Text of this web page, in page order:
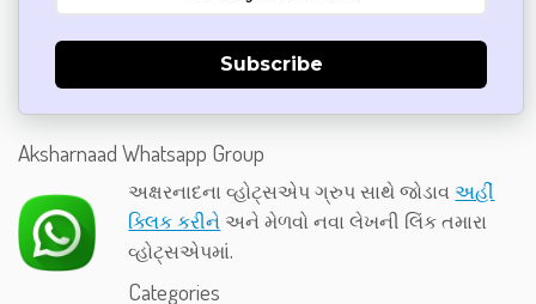
Subscribe
Aksharnaad Whatsapp Group
અક્ષરનાદના વ્હોટ્સએપ ગ્રુપ સાથે જોડાવઅહીં
ક્લિક કરીને અને મેળવો નવા લેખની લિંક તમારા
વ્હોટ્સએપમાં.
Categories